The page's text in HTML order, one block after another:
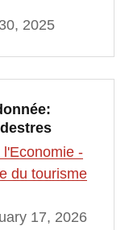
2025
-
du tourisme
17, 2026